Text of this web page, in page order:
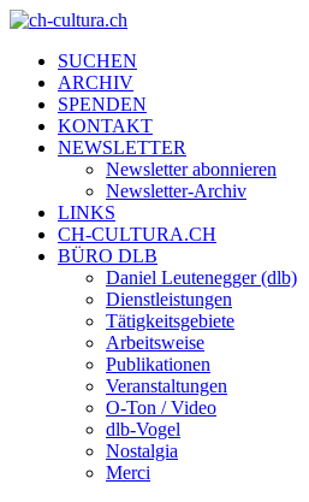
SUCHEN
ARCHIV
SPENDEN
KONTAKT
NEWSLETTER
Newsletter abonnieren
Newsletter-Archiv
LINKS
CH-CULTURA.CH
BÜRO DLB
Daniel Leutenegger (dlb)
Dienstleistungen
Tätigkeitsgebiete
Arbeitsweise
Publikationen
Veranstaltungen
O-Ton / Video
dlb-Vogel
Nostalgia
Merci